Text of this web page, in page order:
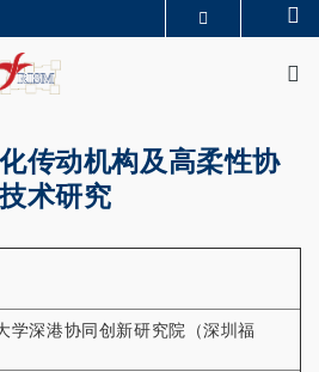
传动机构及高柔性协
术研究
学深港协同创新研究院（深圳福